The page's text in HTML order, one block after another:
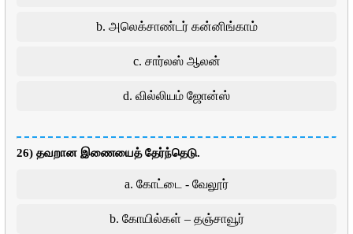
b. அலெக்சாண்டர் கன்னிங்காம்
c. சார்லஸ் ஆலன்
d. வில்லியம் ஜோன்ஸ்
26) தவறான இணையைத் தேர்ந்தெடு.
a. கோட்டை - வேலூர்
b. கோயில்கள் – தஞ்சாவூர்